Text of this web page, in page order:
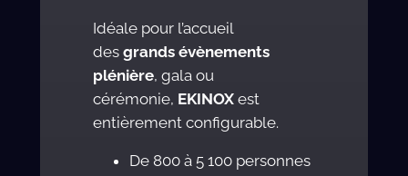
Idéale pour l’accueil
desgrands évènements
plénière, gala ou
cérémonie, EKINOX est
entièrement configurable.
De 800 à 5 100 personnes